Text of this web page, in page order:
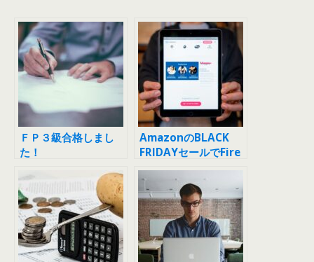
ＦＰ３級合格しまし
た！
AmazonのBLACK
FRIDAYセールでFire
タブレットを買いまし
た